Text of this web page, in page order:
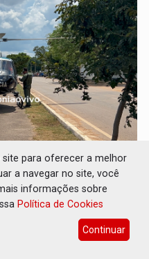
Motociclista tem
com carreta na
às 12:47
do paciente e da distância
para oferecer a melhor
a navegar no site, você
informações sobre
Política de Cookies
Continuar